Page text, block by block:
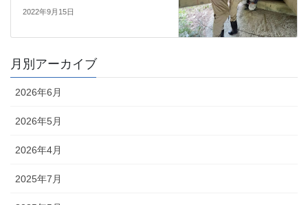
2022年9月15日
月別アーカイブ
2026年6月
2026年5月
2026年4月
2025年7月